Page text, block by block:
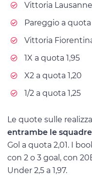
Vittoria
Pareggio a quota
Vittoria
1X a quota 1,95
X2 a quota 1,20
1/2 a quota 1,25
Le quote sulle
entrambe le squadre
Gol a quota 2,01. I
con 2 o 3 goal, con
Under 2,5 a 1,97.